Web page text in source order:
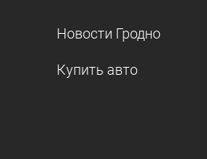
Новости Гродно
Купить авто